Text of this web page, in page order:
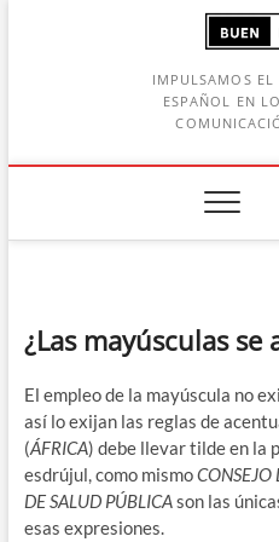
IMPULSAMOS EL
ESPAÑOL EN
¿Las mayúsculas se
El empleo de la mayúscula no
así lo exijan las reglas de
(ÁFRICA) debe llevar tilde en la
esdrújul, como mismoCONSEJO
DE SALUD PÚBLICAson las
esas expresiones.